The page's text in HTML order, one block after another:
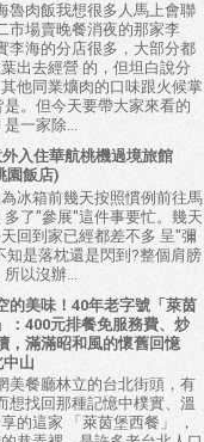
魯肉飯我想很多人馬上會聯
市場賣晚餐消夜的那家李
李海的分店很多，大部分都
出去經營 的，但坦白說分
他同業爌肉的口味跟火候掌
。但今天要帶大家來看的
一家除...
入住華航桃機過境旅館
園飯店)
冰箱前幾天按照慣例前往馬
多了"參展"這件事要忙。幾天
回到家已經都差不多 呈"彌
知是落枕還是閃到?整個肩膀
以沒辦...
的美味！40年老字號「萊茵
：400元排餐免服務費、炒
，滿滿昭和風的懷舊回憶
中山
美餐廳林立的台北街頭，有
想找回那種記憶中樸實、溫
的這家 「萊茵堡西餐」 ，